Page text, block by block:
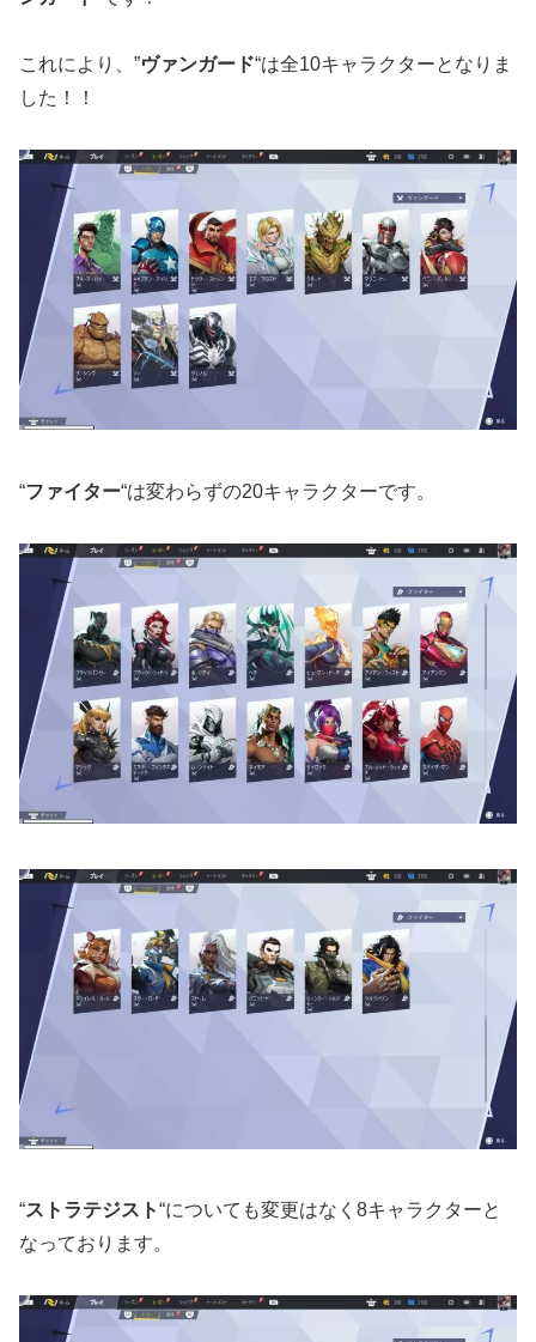
これにより、”ヴァンガード“は全10キャラクターとなりま
した！！
“ファイター“は変わらずの20キャラクターです。
“ストラテジスト“についても変更はなく8キャラクターと
なっております。